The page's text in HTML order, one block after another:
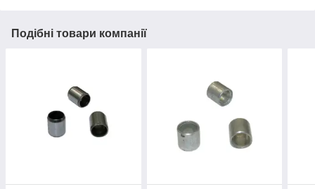
Подібні товари компанії